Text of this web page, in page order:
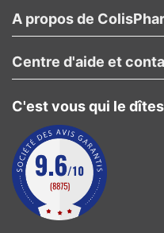
A propos de
C'est vous qui le dîtes
Centre d'aide et